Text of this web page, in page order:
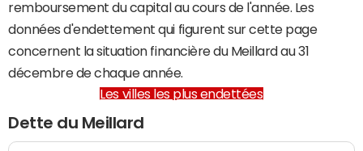
remboursement du capital au cours de l'année. Les
données d'endettement qui figurent sur cette page
concernent la situation financière du Meillard au 31
décembre de chaque année.
Les villes les plus endettées
Dette du Meillard